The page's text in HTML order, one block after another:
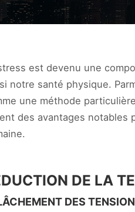
est devenu une
notre santé physique.
une méthode
des avantages notables
DE LA
DES